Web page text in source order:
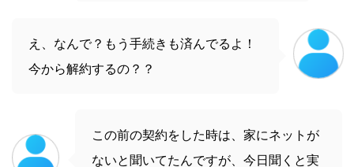
え、なんで？もう手続きも済んでるよ！
今から解約するの？？
この前の契約をした時は、家にネットが
ないと聞いてたんですが、今日聞くと実